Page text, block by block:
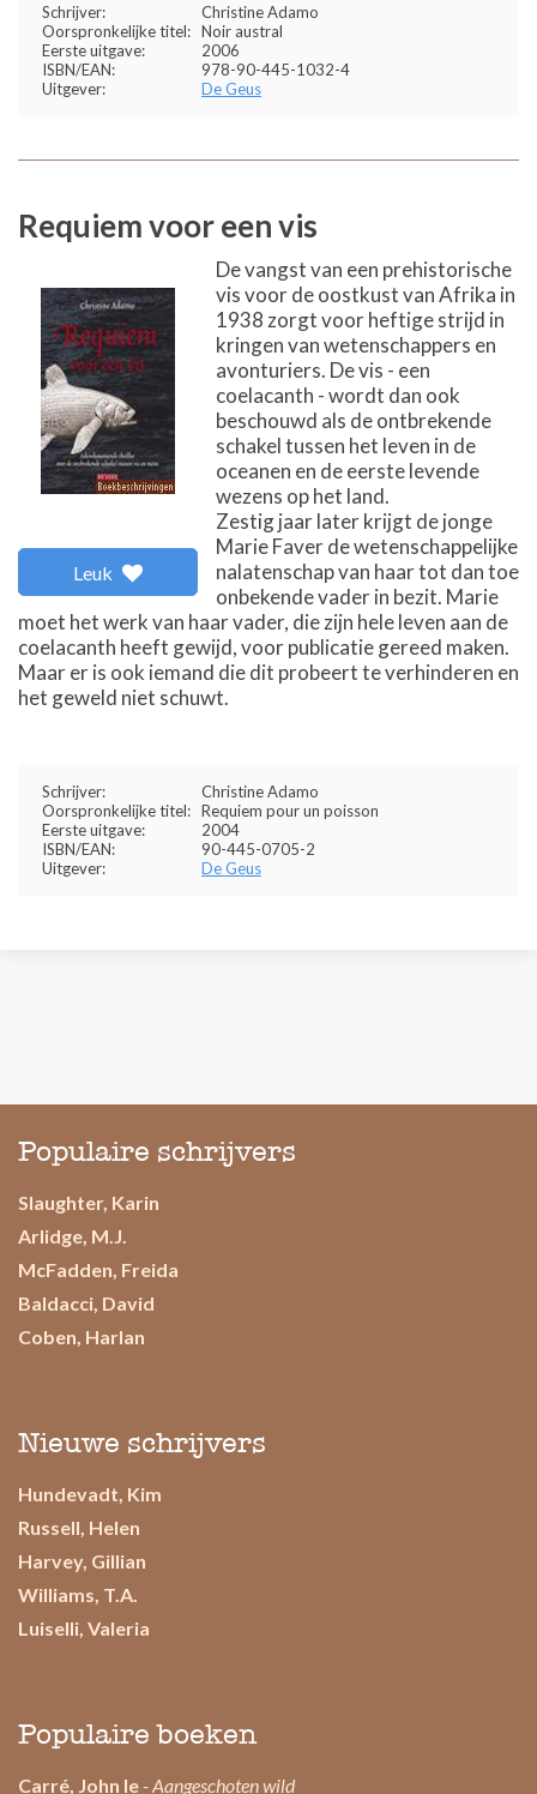
Schrijver:
Christine Adamo
Oorspronkelijke titel: Noir austral
Eerste uitgave:
2006
ISBN/EAN:
978-90-445-1032-4
Uitgever:
De Geus
Requiem voor een vis
Leuk
De vangst van een prehistorische
vis voor de oostkust van Afrika in
1938 zorgt voor heftige strijd in
kringen van wetenschappers en
avonturiers. De vis - een
coelacanth - wordt dan ook
beschouwd als de ontbrekende
schakel tussen het leven in de
oceanen en de eerste levende
wezens op het land.
Zestig jaar later krijgt de jonge
Marie Faver de wetenschappelijke
nalatenschap van haar tot dan toe
onbekende vader in bezit. Marie
moet het werk van haar vader, die zijn hele leven aan de
coelacanth heeft gewijd, voor publicatie gereed maken.
Maar er is ook iemand die dit probeert te verhinderen en
het geweld niet schuwt.
Schrijver:
Christine Adamo
Oorspronkelijke titel: Requiem pour un poisson
Eerste uitgave:
2004
ISBN/EAN:
90-445-0705-2
Uitgever:
De Geus
Populaire schrijvers
Slaughter, Karin
Arlidge, M.J.
McFadden, Freida
Baldacci, David
Coben, Harlan
Nieuwe schrijvers
Hundevadt, Kim
Russell, Helen
Harvey, Gillian
Williams, T.A.
Luiselli, Valeria
Populaire boeken
Carré, John le - Aangeschoten wild